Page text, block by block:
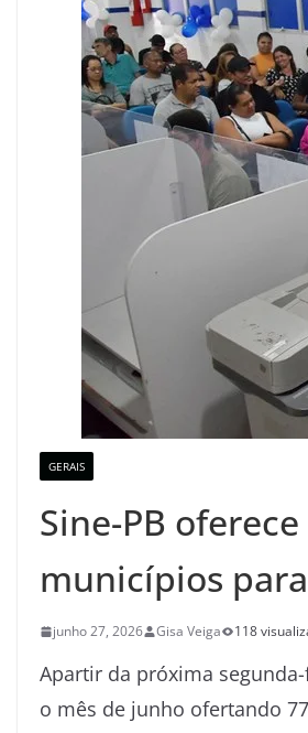
GERAIS
Sine-PB
municípios
junho 27, 2026 Gisa Veiga 118
Apartir da próxima
o mês de junho ofertando